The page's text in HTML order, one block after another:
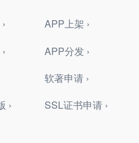
›
APP上架 ›
APP分发 ›
软著申请 ›
SSL证书申请 ›